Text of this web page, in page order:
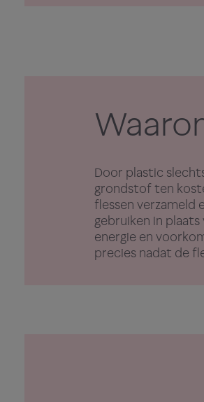
Door plastic
grondstof ten
flessen verzameld
gebruiken in
energie en
precies nadat de